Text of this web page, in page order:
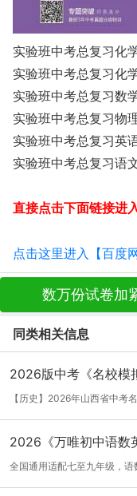
实验班中考总复习化
实验班中考总复习化
实验班中考总复习数
实验班中考总复习物
实验班中考总复习英
实验班中考总复习语
直接点击下面链接进
点击这里进入【百度
数万份试卷加
同类相关信息
2026版中考《名校模
【历史】2026年山西省中考
考名校模...[详细]
2026《万唯初中语数
全国通用适配七至九年级，
三年核...[详细]